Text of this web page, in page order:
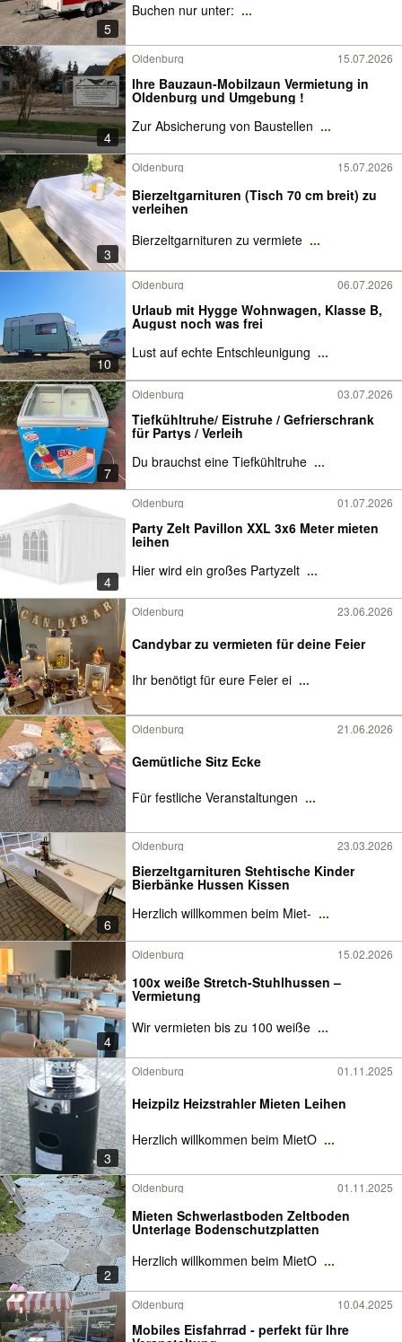
5
Buchen nur unter: ...
4
Oldenburg 15.07.2026
Ihre Bauzaun-Mobilzaun Vermietung in
Oldenburg und Umgebung !
Zur Absicherung von Baustellen ...
3
Oldenburg 15.07.2026
Bierzeltgarnituren (Tisch 70 cm breit) zu
verleihen
Bierzeltgarnituren zu vermiete ...
10
Oldenburg 06.07.2026
Urlaub mit Hygge Wohnwagen, Klasse B,
August noch was frei
Lust auf echte Entschleunigung ...
7
Oldenburg 03.07.2026
Tiefkühltruhe/ Eistruhe / Gefrierschrank
für Partys / Verleih
Du brauchst eine Tiefkühltruhe ...
4
Oldenburg 01.07.2026
Party Zelt Pavillon XXL 3x6 Meter mieten
leihen
Hier wird ein großes Partyzelt ...
Oldenburg 23.06.2026
Candybar zu vermieten für deine Feier
Ihr benötigt für eure Feier ei ...
Oldenburg 21.06.2026
Gemütliche Sitz Ecke
Für festliche Veranstaltungen ...
6
Oldenburg 23.03.2026
Bierzeltgarnituren Stehtische Kinder
Bierbänke Hussen Kissen
Herzlich willkommen beim Miet- ...
4
Oldenburg 15.02.2026
100x weiße Stretch-Stuhlhussen –
Vermietung
Wir vermieten bis zu 100 weiße ...
3
Oldenburg 01.11.2025
Heizpilz Heizstrahler Mieten Leihen
Herzlich willkommen beim MietO ...
2
Oldenburg 01.11.2025
Mieten Schwerlastboden Zeltboden
Unterlage Bodenschutzplatten
Herzlich willkommen beim MietO ...
Oldenburg 10.04.2025
Mobiles Eisfahrrad - perfekt für Ihre